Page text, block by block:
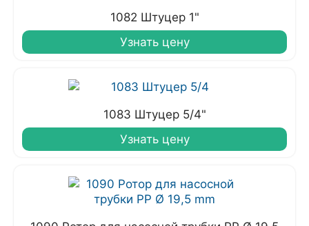
1082 Штуцер 1"
Узнать цену
1083 Штуцер 5/4"
Узнать цену